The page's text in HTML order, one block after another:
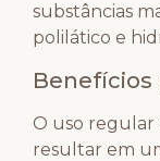
substâncias
polilático e
Benefícios
O uso regular
resultar em